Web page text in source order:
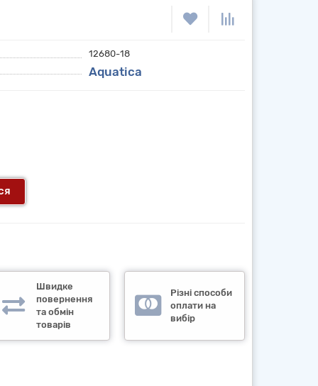
12680-18
Aquatica
Швидке
повернення
та обмін
товарів
Різні способи
оплати на
вибір